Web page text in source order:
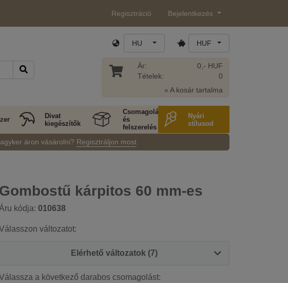
Regisztráció Bejelentkezés
HU HUF
Ár:
Tételek:
0,- HUF
0
» A kosár tartalma
Divat
kiegészítők
Csomagolás
és
felszerelés
Nyári
stílusod
áron vásárolni? Regisztráljon most
Gombostű kárpitos 60 mm-es
kódja: 010638
változatot:
Elérhető változatok (7)
a következő darabos csomagolást: